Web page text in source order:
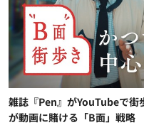
雑誌『Pen』がYouTubeで
が動画に賭ける「B面」戦略